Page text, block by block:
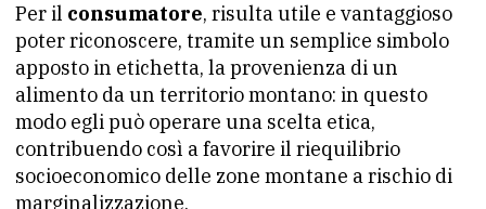
Per il consumatore, risulta utile e vantaggioso
poter riconoscere, tramite un semplice simbolo
apposto in etichetta, la provenienza di un
alimento da un territorio montano: in questo
modo egli può operare una scelta etica,
contribuendo così a favorire il riequilibrio
socioeconomico delle zone montane a rischio di
marginalizzazione.